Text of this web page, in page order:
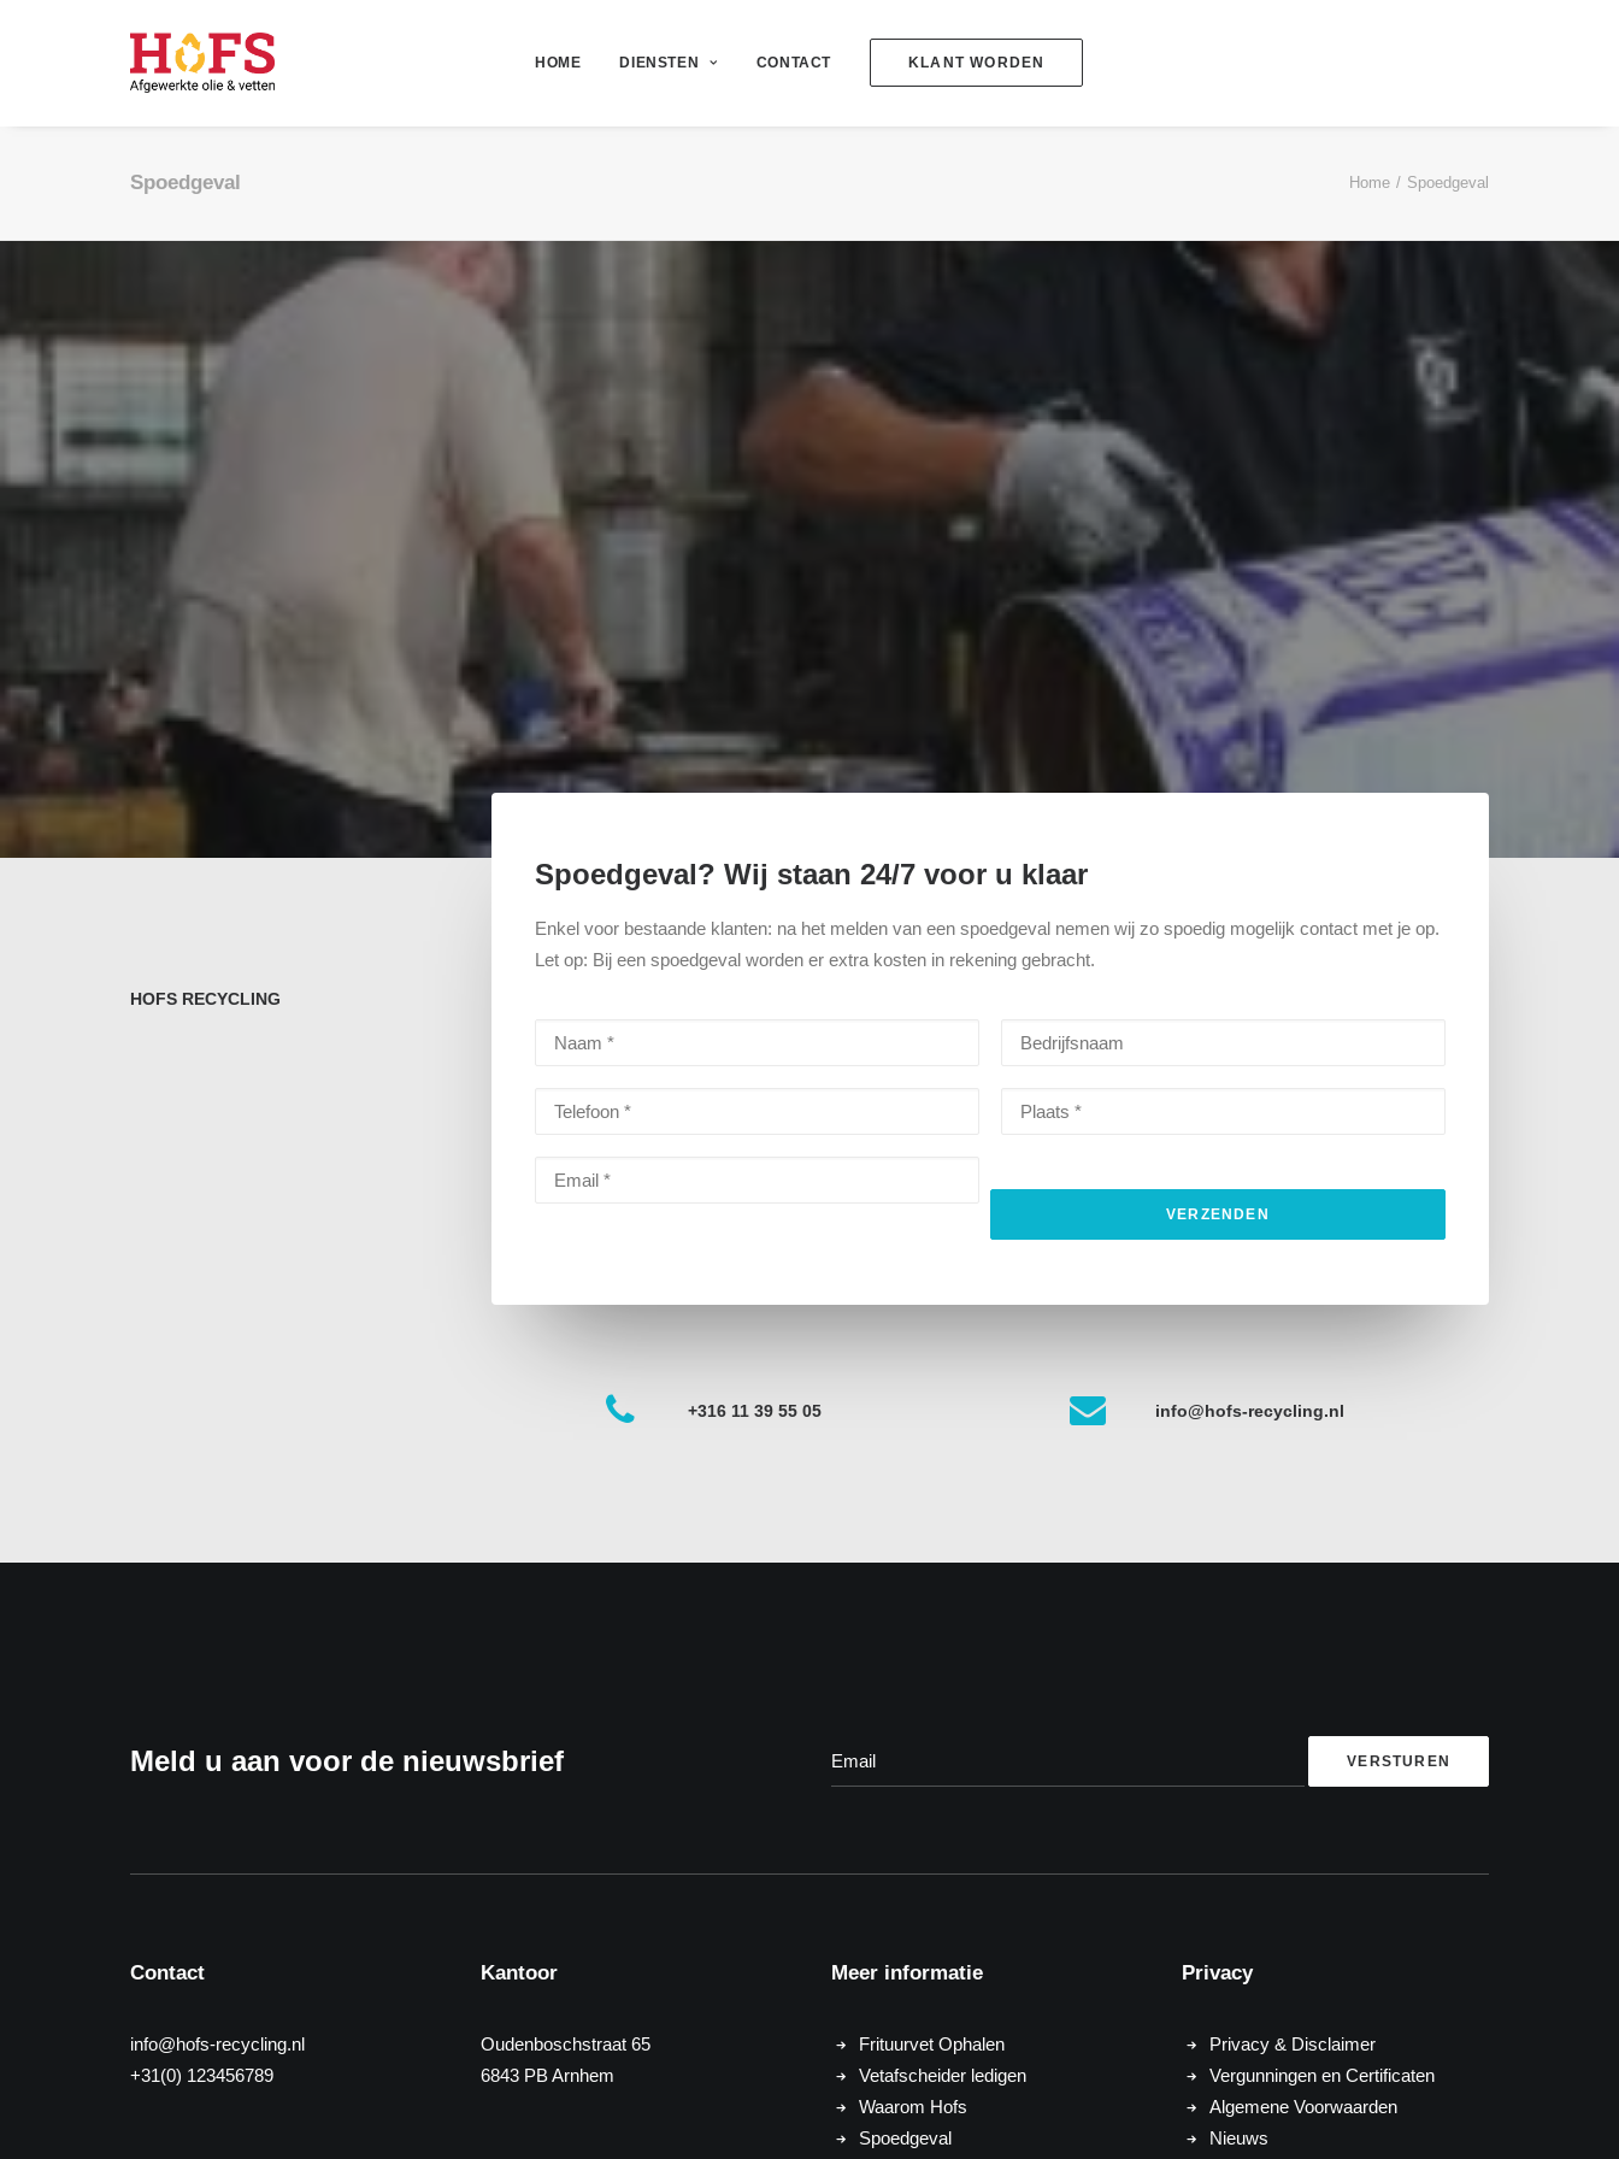
HOME DIENSTEN CONTACT KLANT WORDEN
Spoedgeval Home Spoedgeval
HOFS RECYCLING
Spoedgeval? Wij staan 24/7 voor u klaar
Enkel voor bestaande klanten: na het melden van een spoedgeval nemen wij zo spoedig mogelijk contact met je op.
Let op: Bij een spoedgeval worden er extra kosten in rekening gebracht.
+316 11 39 55 05 info@hofs-recycling.nl
Meld u aan voor de nieuwsbrief
Contact
info@hofs-recycling.nl
+31(0) 123456789
Kantoor
Oudenboschstraat 65
6843 PB Arnhem
Meer informatie
Frituurvet Ophalen
Vetafscheider ledigen
Waarom Hofs
Spoedgeval
Privacy
Privacy & Disclaimer
Vergunningen en Certificaten
Algemene Voorwaarden
Nieuws